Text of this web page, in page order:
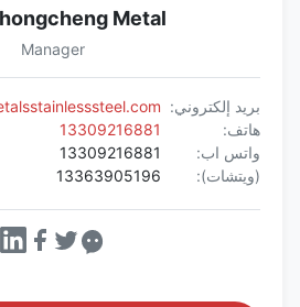
Metal
Manager
بريد إلكتروني:
هاتف:
13309216881
واتس اب:
13309216881
(ويتشات):
13363905196